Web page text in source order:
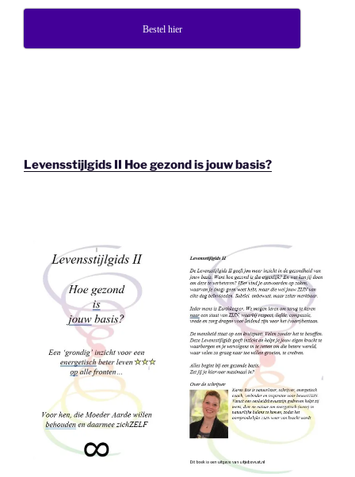
Bestel hier
Levensstijlgids II Hoe gezond is jouw basis?